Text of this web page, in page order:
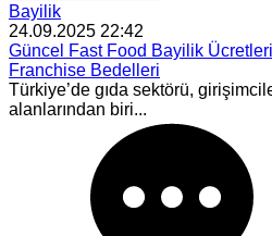
Bayilik
24.09.2025 22:42
Güncel Fast Food Bayilik
Franchise Bedelleri
Türkiye’de gıda sektörü,
alanlarından biri...